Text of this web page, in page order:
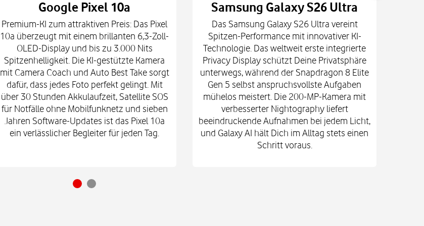
Google Pixel 10a
Premium-KI zum attraktiven Preis: Das Pixel
10a überzeugt mit einem brillanten 6,3-Zoll-
OLED-Display und bis zu 3.000 Nits
Spitzenhelligkeit. Die KI-gestützte Kamera
mit Camera Coach und Auto Best Take sorgt
dafür, dass jedes Foto perfekt gelingt. Mit
über 30 Stunden Akkulaufzeit, Satellite SOS
für Notfälle ohne Mobilfunknetz und sieben
Jahren Software-Updates ist das Pixel 10a
ein verlässlicher Begleiter für jeden Tag.
Samsung Galaxy S26 Ultra
Das Samsung Galaxy S26 Ultra vereint
Spitzen-Performance mit innovativer KI-
Technologie. Das weltweit erste integrierte
Privacy Display schützt Deine Privatsphäre
unterwegs, während der Snapdragon 8 Elite
Gen 5 selbst anspruchsvollste Aufgaben
mühelos meistert. Die 200-MP-Kamera mit
verbesserter Nightography liefert
beeindruckende Aufnahmen bei jedem Licht,
und Galaxy AI hält Dich im Alltag stets einen
Schritt voraus.